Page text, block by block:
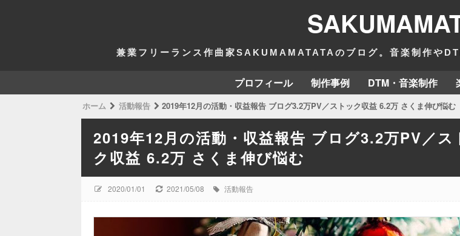
兼業フリーランス作曲家SAKUMAMATATAのブログ。音楽制作や
プロフィール 制作事例 DTM・音楽制作
ホーム 活動報告 2019年12月の活動・収益報告 ブログ3.2万PV／ストック収益 6.2万 さくま伸び悩む
2019年12月の活動・収益報告 ブログ3.2万PV／ス
ク収益 6.2万 さくま伸び悩む
2020/01/01 2021/05/08 活動報告